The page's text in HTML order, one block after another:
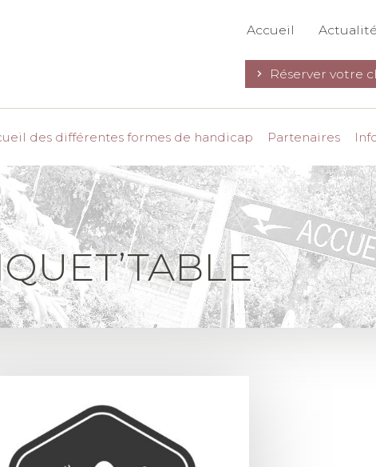
Réserver votre
des différentes formes de handicap Partenaires
Accueil